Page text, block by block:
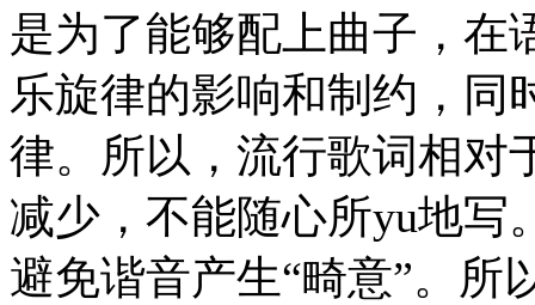
是为了能够配上曲子，在
乐旋律的影响和制约，同
律。所以，流行歌词相对
减少，不能随心所yu地写
避免谐音产生“畸意”。所